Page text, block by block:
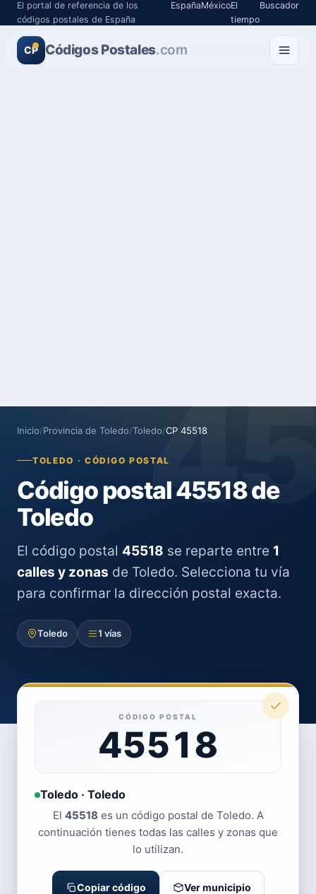
El portal de referencia de los
códigos postales de España
EspañaMéxicoEl
tiempo
Buscador
CP Códigos Postales.com
Inicio/Provincia de Toledo/Toledo/CP 45518
TOLEDO · CÓDIGO POSTAL
Código postal 45518 de
Toledo
El código postal 45518 se reparte entre 1
calles y zonas de Toledo. Selecciona tu vía
para confirmar la dirección postal exacta.
Toledo 1 vías
CÓDIGO POSTAL
45518
Toledo · Toledo
El 45518 es un código postal de Toledo. A
continuación tienes todas las calles y zonas que
lo utilizan.
Copiar código Ver municipio